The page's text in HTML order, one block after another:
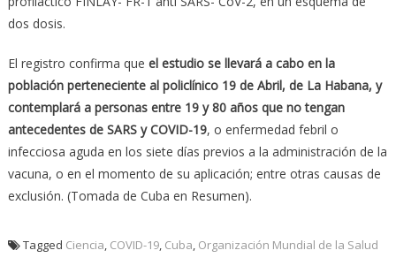
dos dosis.
El registro confirma que el estudio se llevará a cabo en la
población perteneciente al policlínico 19 de Abril, de La Habana, y
contemplará a personas entre 19 y 80 años que no tengan
antecedentes de SARS y COVID-19, o enfermedad febril o
infecciosa aguda en los siete días previos a la administración de la
vacuna, o en el momento de su aplicación; entre otras causas de
exclusión. (Tomada de Cuba en Resumen).
Tagged Ciencia, COVID-19, Cuba, Organización Mundial de la Salud